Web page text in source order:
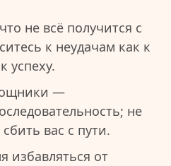
не всё получится с
к неудачам как к
успеху.
—
не
вас с пути.
избавляться от